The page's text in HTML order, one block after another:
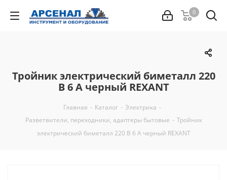
0
Тройник электрический биметалл 220
В 6 А черный REXANT
Главная - Каталог - Электрика -
Разветвители, переходники, адаптеры бытовые - Тройник
электрический биметалл 220 В 6 А черный REXANT